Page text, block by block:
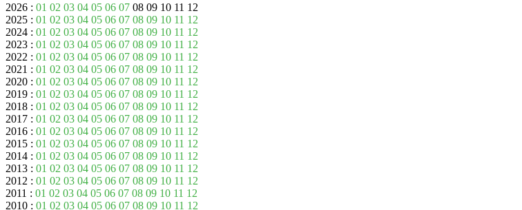
2026 : 01 02 03 04 05 06 07 08 09 10 11 12
2025 : 01 02 03 04 05 06 07 08 09 10 11 12
2024 : 01 02 03 04 05 06 07 08 09 10 11 12
2023 : 01 02 03 04 05 06 07 08 09 10 11 12
2022 : 01 02 03 04 05 06 07 08 09 10 11 12
2021 : 01 02 03 04 05 06 07 08 09 10 11 12
2020 : 01 02 03 04 05 06 07 08 09 10 11 12
2019 : 01 02 03 04 05 06 07 08 09 10 11 12
2018 : 01 02 03 04 05 06 07 08 09 10 11 12
2017 : 01 02 03 04 05 06 07 08 09 10 11 12
2016 : 01 02 03 04 05 06 07 08 09 10 11 12
2015 : 01 02 03 04 05 06 07 08 09 10 11 12
2014 : 01 02 03 04 05 06 07 08 09 10 11 12
2013 : 01 02 03 04 05 06 07 08 09 10 11 12
2012 : 01 02 03 04 05 06 07 08 09 10 11 12
2011 : 01 02 03 04 05 06 07 08 09 10 11 12
2010 : 01 02 03 04 05 06 07 08 09 10 11 12